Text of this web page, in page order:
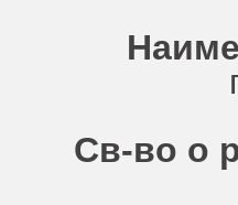
Св-во о